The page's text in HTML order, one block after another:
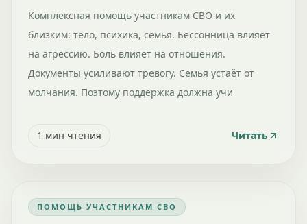
Комплексная помощь участникам СВО и их
близким: тело, психика, семья. Бессонница влияет
на агрессию. Боль влияет на отношения.
Документы усиливают тревогу. Семья устаёт от
молчания. Поэтому поддержка должна учи
1 мин чтения Читать
ПОМОЩЬ УЧАСТНИКАМ СВО